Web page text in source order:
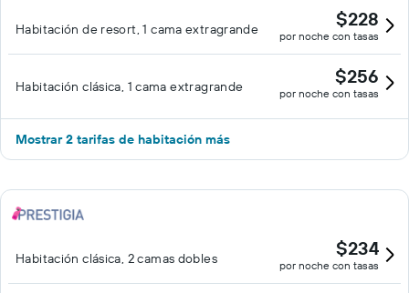
Habitación de resort, 1 cama extragrande $228
por noche con tasas
Habitación clásica, 1 cama extragrande $256
por noche con tasas
Mostrar 2 tarifas de habitación más
Habitación clásica, 2 camas dobles $234
por noche con tasas